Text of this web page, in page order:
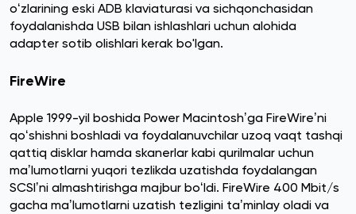
oʻzlarining eski ADB klaviaturasi va sichqonchasidan
foydalanishda USB bilan ishlashlari uchun alohida
adapter sotib olishlari kerak bo'lgan.
FireWire
Apple 1999-yil boshida Power Macintoshʼga FireWireʼni
qoʻshishni boshladi va foydalanuvchilar uzoq vaqt tashqi
qattiq disklar hamda skanerlar kabi qurilmalar uchun
maʼlumotlarni yuqori tezlikda uzatishda foydalangan
SCSIʼni almashtirishga majbur boʻldi. FireWire 400 Mbit/s
gacha maʼlumotlarni uzatish tezligini taʼminlay oladi va